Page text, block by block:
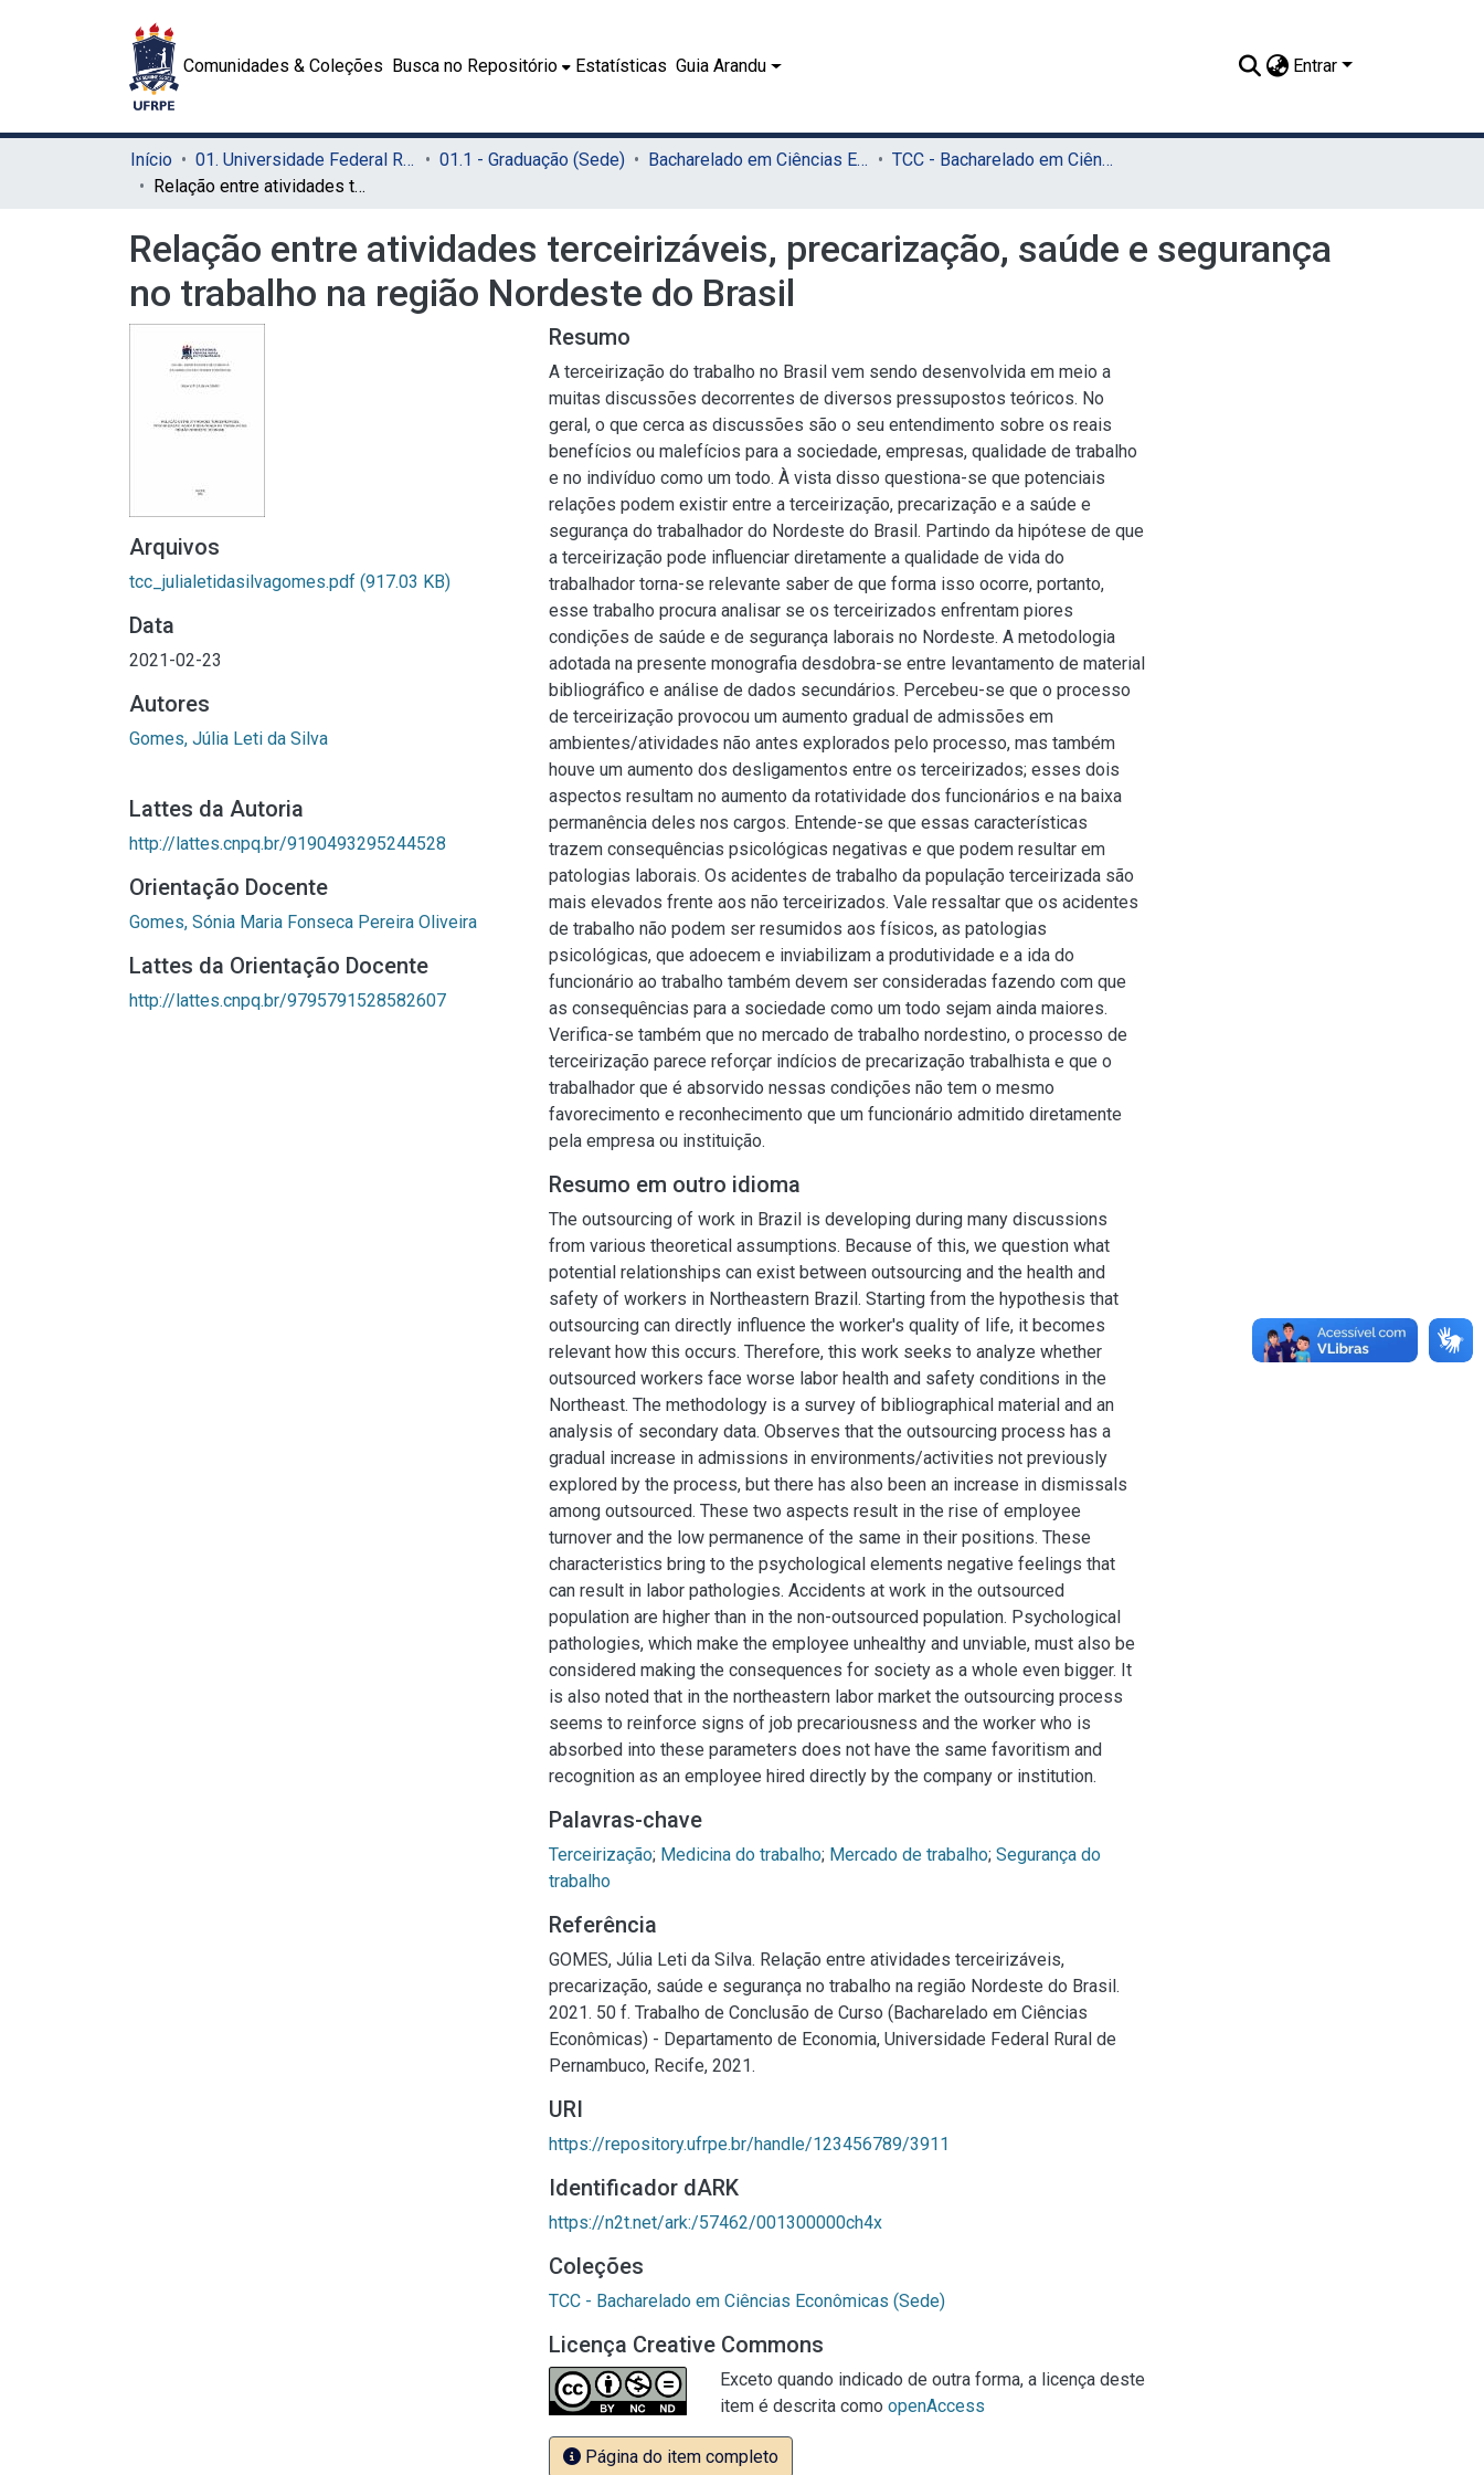
Comunidades & Coleções Busca no Repositório Estatísticas Guia Arandu Entrar
Início 01. Universidade Federal Rural de Pernambuco - UFRPE (Sede) 01.1 - Graduação (Sede) Bacharelado em Ciências Econômicas (Sede)
TCC - Bacharelado em Ciências Econômicas (Sede)
Relação entre atividades terceirizáveis, precarização, saúde e segurança no trabalho na região Nordeste do Brasil
Relação entre atividades terceirizáveis, precarização, saúde e segurança
no trabalho na região Nordeste do Brasil
Arquivos
tcc_julialetidasilvagomes.pdf (917.03 KB)
Data
2021-02-23
Autores
Gomes, Júlia Leti da Silva
Lattes da Autoria
http://lattes.cnpq.br/9190493295244528
Orientação Docente
Gomes, Sónia Maria Fonseca Pereira Oliveira
Lattes da Orientação Docente
http://lattes.cnpq.br/9795791528582607
Resumo
A terceirização do trabalho no Brasil vem sendo desenvolvida em meio a
muitas discussões decorrentes de diversos pressupostos teóricos. No
geral, o que cerca as discussões são o seu entendimento sobre os reais
benefícios ou malefícios para a sociedade, empresas, qualidade de trabalho
e no indivíduo como um todo. À vista disso questiona-se que potenciais
relações podem existir entre a terceirização, precarização e a saúde e
segurança do trabalhador do Nordeste do Brasil. Partindo da hipótese de que
a terceirização pode influenciar diretamente a qualidade de vida do
trabalhador torna-se relevante saber de que forma isso ocorre, portanto,
esse trabalho procura analisar se os terceirizados enfrentam piores
condições de saúde e de segurança laborais no Nordeste. A metodologia
adotada na presente monografia desdobra-se entre levantamento de material
bibliográfico e análise de dados secundários. Percebeu-se que o processo
de terceirização provocou um aumento gradual de admissões em
ambientes/atividades não antes explorados pelo processo, mas também
houve um aumento dos desligamentos entre os terceirizados; esses dois
aspectos resultam no aumento da rotatividade dos funcionários e na baixa
permanência deles nos cargos. Entende-se que essas características
trazem consequências psicológicas negativas e que podem resultar em
patologias laborais. Os acidentes de trabalho da população terceirizada são
mais elevados frente aos não terceirizados. Vale ressaltar que os acidentes
de trabalho não podem ser resumidos aos físicos, as patologias
psicológicas, que adoecem e inviabilizam a produtividade e a ida do
funcionário ao trabalho também devem ser consideradas fazendo com que
as consequências para a sociedade como um todo sejam ainda maiores.
Verifica-se também que no mercado de trabalho nordestino, o processo de
terceirização parece reforçar indícios de precarização trabalhista e que o
trabalhador que é absorvido nessas condições não tem o mesmo
favorecimento e reconhecimento que um funcionário admitido diretamente
pela empresa ou instituição.
Resumo em outro idioma
The outsourcing of work in Brazil is developing during many discussions
from various theoretical assumptions. Because of this, we question what
potential relationships can exist between outsourcing and the health and
safety of workers in Northeastern Brazil. Starting from the hypothesis that
outsourcing can directly influence the worker's quality of life, it becomes
relevant how this occurs. Therefore, this work seeks to analyze whether
outsourced workers face worse labor health and safety conditions in the
Northeast. The methodology is a survey of bibliographical material and an
analysis of secondary data. Observes that the outsourcing process has a
gradual increase in admissions in environments/activities not previously
explored by the process, but there has also been an increase in dismissals
among outsourced. These two aspects result in the rise of employee
turnover and the low permanence of the same in their positions. These
characteristics bring to the psychological elements negative feelings that
can result in labor pathologies. Accidents at work in the outsourced
population are higher than in the non-outsourced population. Psychological
pathologies, which make the employee unhealthy and unviable, must also be
considered making the consequences for society as a whole even bigger. It
is also noted that in the northeastern labor market the outsourcing process
seems to reinforce signs of job precariousness and the worker who is
absorbed into these parameters does not have the same favoritism and
recognition as an employee hired directly by the company or institution.
Palavras-chave
Terceirização; Medicina do trabalho; Mercado de trabalho; Segurança do
trabalho
Referência
GOMES, Júlia Leti da Silva. Relação entre atividades terceirizáveis,
precarização, saúde e segurança no trabalho na região Nordeste do Brasil.
2021. 50 f. Trabalho de Conclusão de Curso (Bacharelado em Ciências
Econômicas) - Departamento de Economia, Universidade Federal Rural de
Pernambuco, Recife, 2021.
URI
https://repository.ufrpe.br/handle/123456789/3911
Identificador dARK
https://n2t.net/ark:/57462/001300000ch4x
Coleções
TCC - Bacharelado em Ciências Econômicas (Sede)
Licença Creative Commons
Exceto quando indicado de outra forma, a licença deste
item é descrita como openAccess
Página do item completo